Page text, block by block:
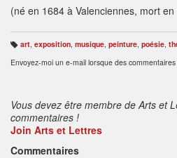
(né en 1684 à Valenciennes, mort
B
ali
s
art, exposition, musique, peinture, poésie,
Envoyez-moi un e-mail lorsque des
Vous devez être membre de Arts et
commentaires !
Join Arts et Lettres
Commentaires